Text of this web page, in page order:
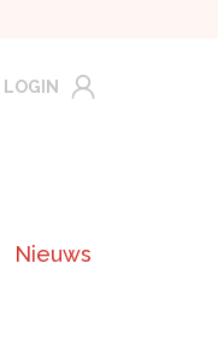
LOGIN
Nieuws